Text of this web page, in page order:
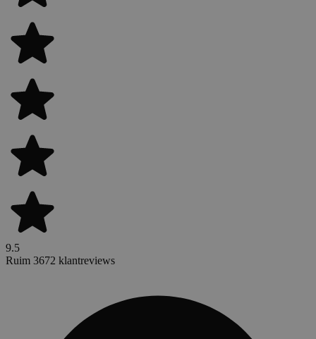
9.5
Ruim 3672 klantreviews